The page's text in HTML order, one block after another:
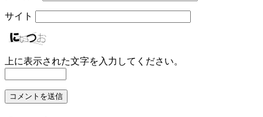
サイト
上に表示された文字を入力してください。